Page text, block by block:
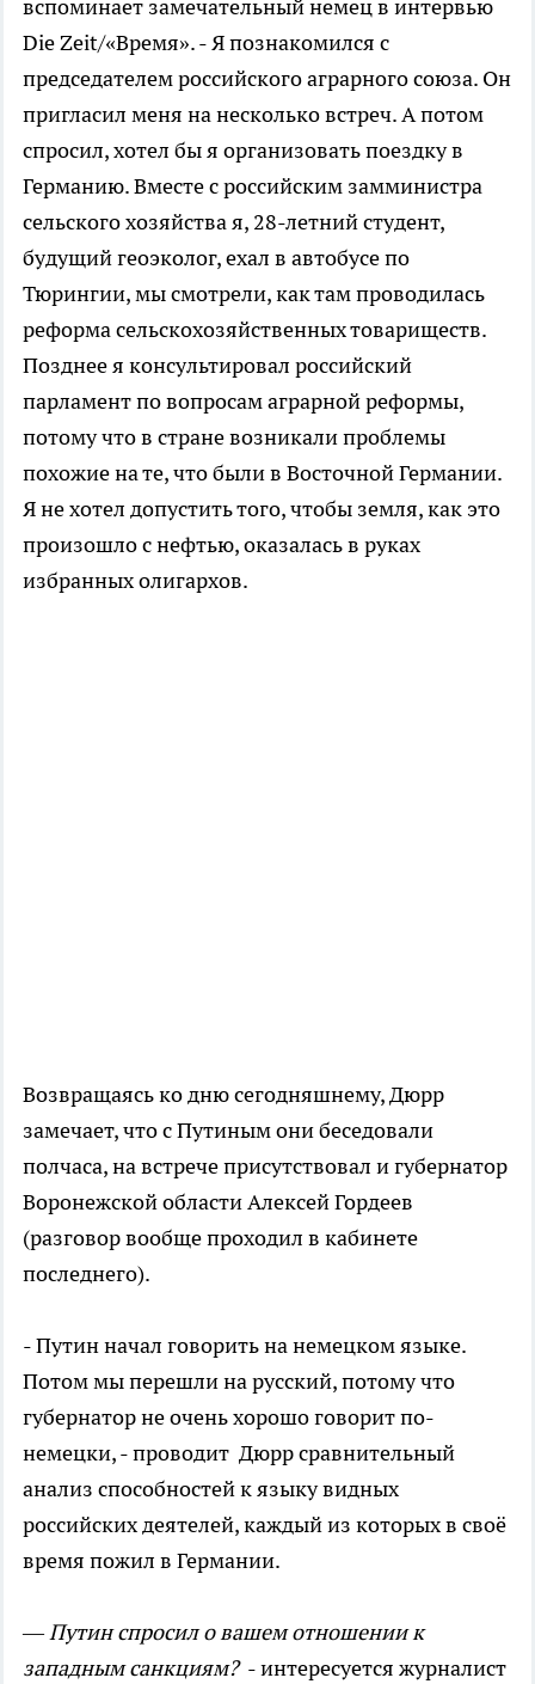
вспоминает замечательный немец в интервью
Die Zeit/«Время». - Я познакомился с
председателем российского аграрного союза. Он
пригласил меня на несколько встреч. А потом
спросил, хотел бы я организовать поездку в
Германию. Вместе с российским замминистра
сельского хозяйства я, 28-летний студент,
будущий геоэколог, ехал в автобусе по
Тюрингии, мы смотрели, как там проводилась
реформа сельскохозяйственных товариществ.
Позднее я консультировал российский
парламент по вопросам аграрной реформы,
потому что в стране возникали проблемы
похожие на те, что были в Восточной Германии.
Я не хотел допустить того, чтобы земля, как это
произошло с нефтью, оказалась в руках
избранных олигархов.
Возвращаясь ко дню сегодняшнему, Дюрр
замечает, что с Путиным они беседовали
полчаса, на встрече присутствовал и губернатор
Воронежской области Алексей Гордеев
(разговор вообще проходил в кабинете
последнего).
- Путин начал говорить на немецком языке.
Потом мы перешли на русский, потому что
губернатор не очень хорошо говорит по-
немецки, - проводит Дюрр сравнительный
анализ способностей к языку видных
российских деятелей, каждый из которых в своё
время пожил в Германии.
—Путин спросил о вашем отношении к
западным санкциям?- интересуется журналист